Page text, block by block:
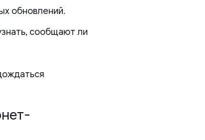
обновлений.
сообщают ли